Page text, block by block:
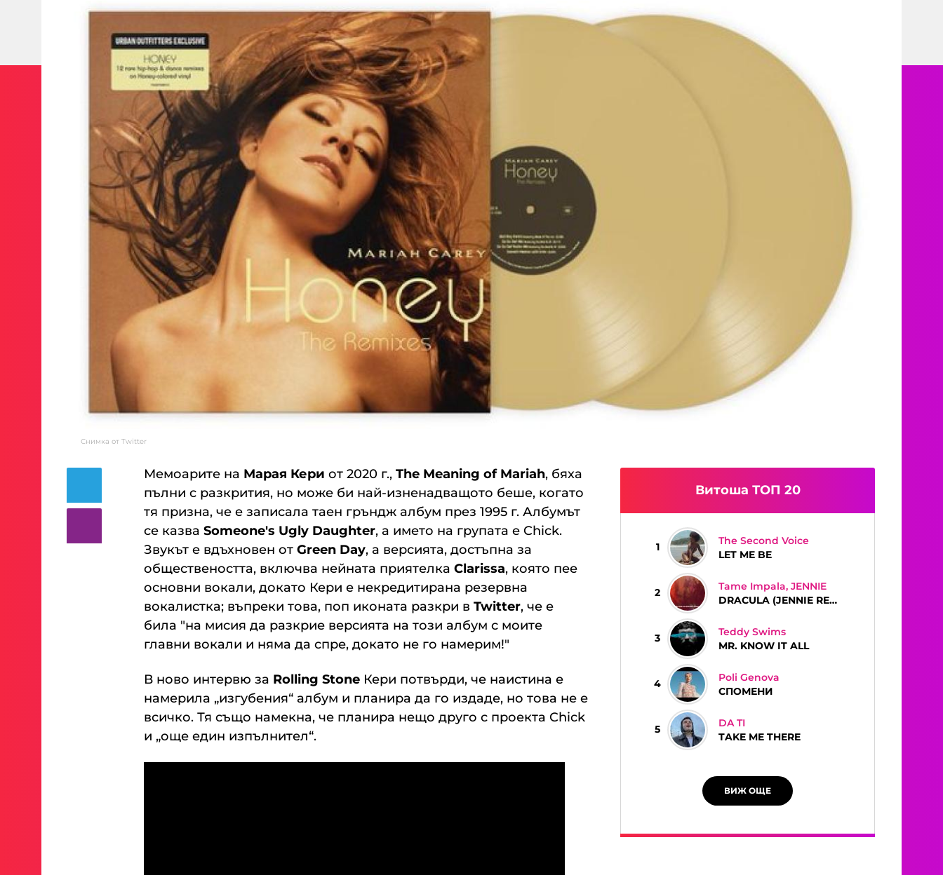
Снимка от Twitter
Мемоарите на Марая Кери от 2020 г.,The Meaning of Mariah, бяха
пълни с разкрития, но може би най-изненадващото беше, когато
тя призна, че е записала таен гръндж албум през 1995 г. Албумът
се казваSomeone's Ugly Daughter, а името на групата е Chick.
Звукът е вдъхновен отGreen Day, а версията, достъпна за
обществеността, включва нейната приятелкаClarissa, която пее
основни вокали, докато Кери е некредитирана резервна
вокалистка; въпреки това, поп иконата разкри вTwitter, че е
била "на мисия да разкрие версията на този албум с моите
главни вокали и няма да спре, докато не го намерим!"
В ново интервю за Rolling Stone Кери потвърди, че наистина е
намерила „изгубения“ албум и планира да го издаде, но това не е
всичко. Тя също намекна, че планира нещо друго с проекта Chick
и „още един изпълнител“.
Витоша ТОП 20
1
The Second Voice
LET ME BE
2
Tame Impala, JENNIE
DRACULA (JENNIE REMIX)
3
Teddy Swims
MR. KNOW IT ALL
4
Poli Genova
СПОМЕНИ
5
DA TI
TAKE ME THERE
ВИЖ ОЩЕ